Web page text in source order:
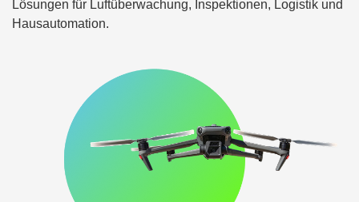
Lösungen für Luftüberwachung, Inspektionen, Logistik und
Hausautomation.